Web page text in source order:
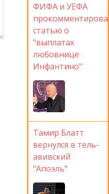
ФИФА и УЕФА
статью о
"выплатах
любовнице
Инфантино"
Тамир Блатт
вернулся в тель-
авивский
"Апоэль"